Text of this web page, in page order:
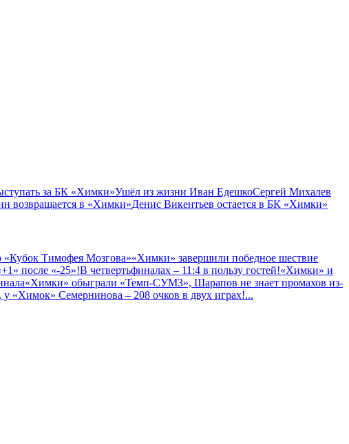
за БК «Химки»Ушёл из жизни Иван ЕдешкоСергей Михалев
возвращается в «Химки»Денис Викентьев остается в БК «Химки»
Тимофея Мозгова»«Химки» завершили победное шествие
после «-25»!В четвертьфиналах – 11:4 в пользу гостей!«Химки» и
«Химки» обыграли «Темп-СУМЗ», Шарапов не знает промахов из-
«Химок» Семернинова – 208 очков в двух играх!...